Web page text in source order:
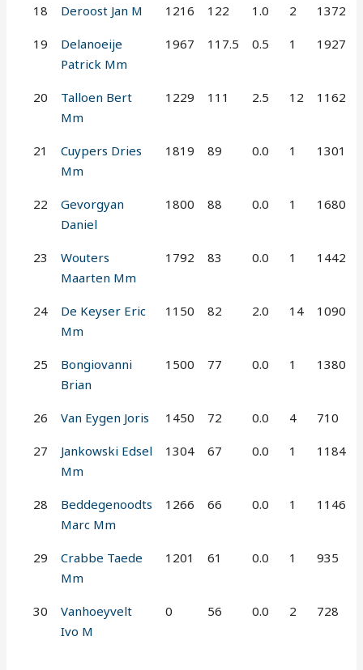
18 Deroost Jan M 1216 122 1.0 2 1372
19
Delanoeije
Patrick Mm
1967 117.5 0.5 1 1927
20
Talloen Bert
Mm
1229 111 2.5 12 1162
21
Cuypers Dries
Mm
1819 89 0.0 1 1301
22
Gevorgyan
Daniel
1800 88 0.0 1 1680
23
Wouters
Maarten Mm
1792 83 0.0 1 1442
24
De Keyser Eric
Mm
1150 82 2.0 14 1090
25
Bongiovanni
Brian
1500 77 0.0 1 1380
26 Van Eygen Joris 1450 72 0.0 4 710
27
Jankowski Edsel
Mm
1304 67 0.0 1 1184
28
Beddegenoodts
Marc Mm
1266 66 0.0 1 1146
29
Crabbe Taede
Mm
1201 61 0.0 1 935
30
Vanhoeyvelt
Ivo M
0 56 0.0 2 728